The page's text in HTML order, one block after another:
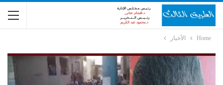
Home الأخبار